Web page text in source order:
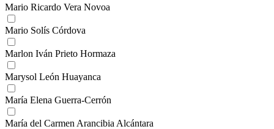
Mario Ricardo Vera Novoa
Mario Solís Córdova
Marlon Iván Prieto Hormaza
Marysol León Huayanca
María Elena Guerra-Cerrón
María del Carmen Arancibia Alcántara